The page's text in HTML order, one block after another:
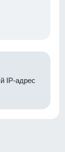
IP-адрес